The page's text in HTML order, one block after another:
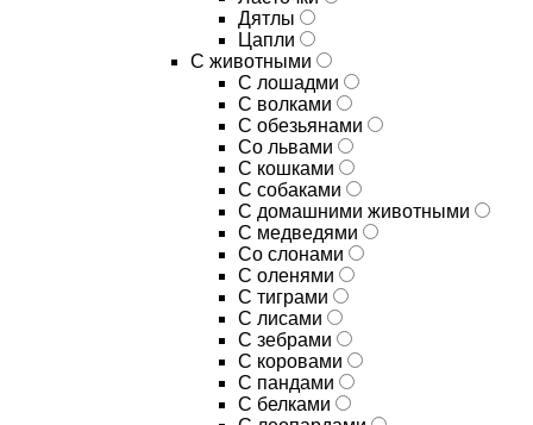
Дятлы
Цапли
С животными
С лошадми
С волками
С обезьянами
Со львами
С кошками
С собаками
С домашними животными
С медведями
Со слонами
С оленями
С тиграми
С лисами
С зебрами
С коровами
С пандами
С белками